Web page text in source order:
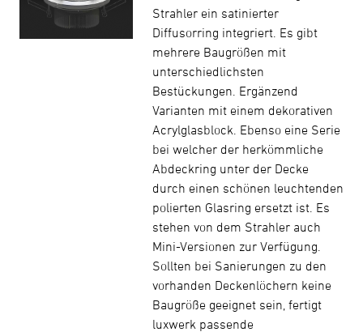
Strahler ein satinierter
Diffusorring integriert. Es gibt
mehrere Baugrößen mit
unterschiedlichsten
Bestückungen. Ergänzend
Varianten mit einem dekorativen
Acrylglasblock. Ebenso eine Serie
bei welcher der herkömmliche
Abdeckring unter der Decke
durch einen schönen leuchtenden
polierten Glasring ersetzt ist. Es
stehen von dem Strahler auch
Mini-Versionen zur Verfügung.
Sollten bei Sanierungen zu den
vorhanden Deckenlöchern keine
Baugröße geeignet sein, fertigt
luxwerk passende